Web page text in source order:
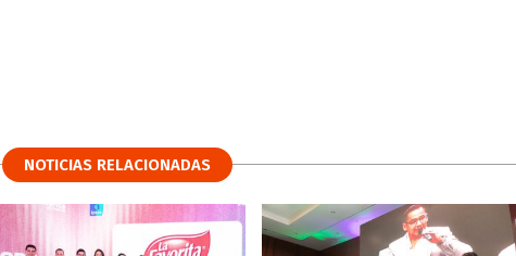
NOTICIAS RELACIONADAS